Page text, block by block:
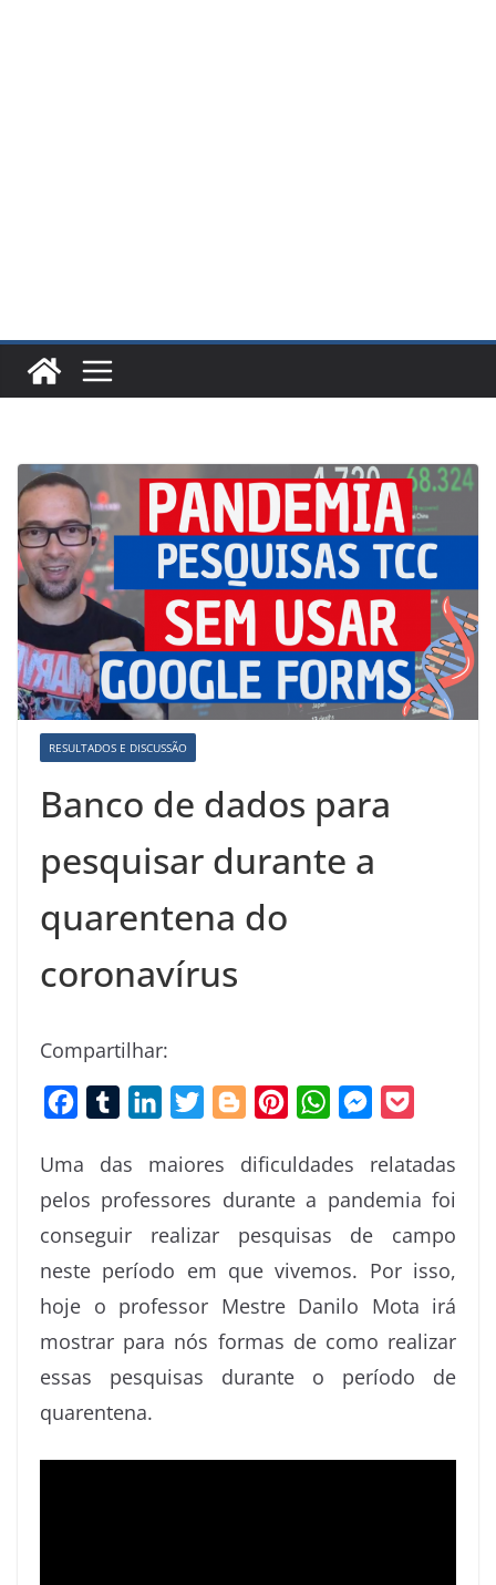
RESULTADOS E DISCUSSÃO
Banco de dados para
pesquisar durante a
quarentena do
coronavírus
Compartilhar:
c
e
b
o
o
k
m
b
l
r
n
k
e
d
I
n
i
t
t
e
r
o
g
g
e
r
n
t
e
r
s
t
W
a
t
s
A
p
p
M
s
s
e
n
g
e
r
c
k
e
t
Uma das maiores dificuldades relatadas
pelos professores durante a pandemia foi
conseguir realizar pesquisas de campo
neste período em que vivemos. Por isso,
hoje o professor Mestre Danilo Mota irá
mostrar para nós formas de como realizar
essas pesquisas durante o período de
quarentena.